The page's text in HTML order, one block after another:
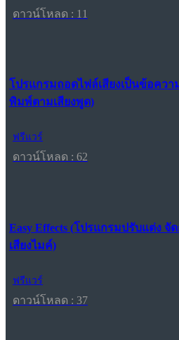
ดาวน์โหลด : 11
โปรแกรมถอดไฟล์เสียงเป็นข้อคว
พิมพ์ตามเสียงพูด)
ฟรีแวร์
ดาวน์โหลด : 62
Easy Effects (โปรแกรมปรับแต่ง จั
เสียงไมค์)
ฟรีแวร์
ดาวน์โหลด : 37